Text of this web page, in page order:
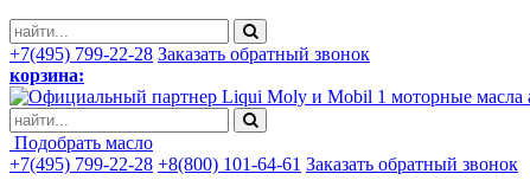
+7(495) 799-22-28 Заказать обратный звонок
корзина:
моторные масла
Подобрать масло
+7(495) 799-22-28 +8(800) 101-64-61 Заказать обратный звонок